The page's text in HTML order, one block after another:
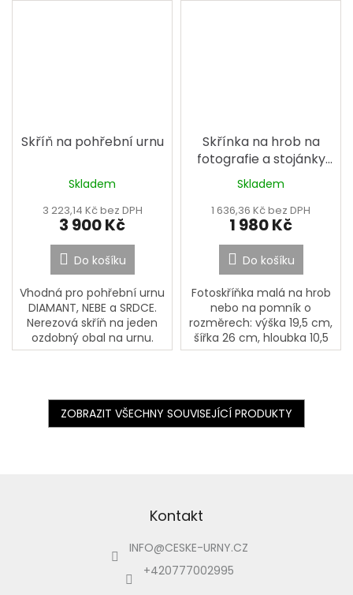
Skříň na pohřební urnu
Skladem
3 223,14 Kč bez DPH
3 900 Kč
Do košíku
Vhodná pro pohřební urnu
DIAMANT, NEBE a SRDCE.
Nerezová skříň na jeden
ozdobný obal na urnu.
Skříňka se obvykle
zrcadlo....
Skřínka na hrob na
fotografie a stojánky
velká
Skladem
1 636,36 Kč bez DPH
1 980 Kč
Do košíku
Fotoskříňka malá na hrob
nebo na pomník o
rozměrech: výška 19,5 cm,
šířka 26 cm, hloubka 10,5
cm. Ve fotoskříňce nelze
ZOBRAZIT VŠECHNY SOUVISEJÍCÍ PRODUKTY
Kontakt
INFO@CESKE-URNY.CZ
+420777002995